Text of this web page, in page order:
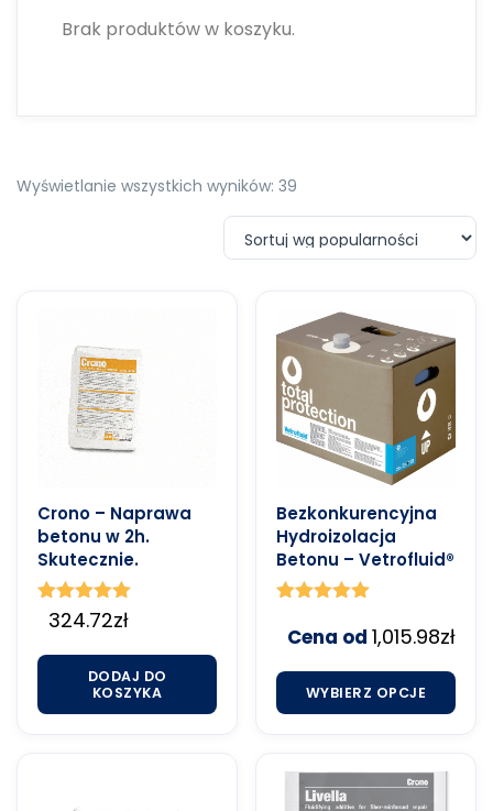
Wyświetlanie wszystkich wyników: 39
Crono – Naprawa
betonu w 2h.
Skutecznie.
Oceniono
4.90
324.72zł
DODAJ DO
KOSZYKA
Bezkonkurencyjna
Hydroizolacja
Betonu – Vetrofluid®
4.91
Cena od 1,015.98zł
WYBIERZ OPCJE
Brak produktów w koszyku.